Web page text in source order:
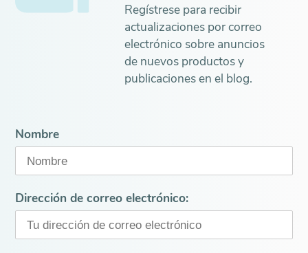
Regístrese para recibir
actualizaciones por correo
electrónico sobre anuncios
de nuevos productos y
publicaciones en el blog.
Nombre
Dirección de correo electrónico: